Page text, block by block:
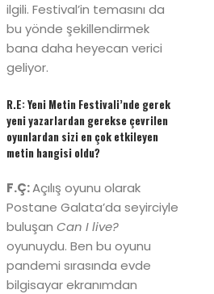
ilgili. Festival’in temasını da
bu yönde şekillendirmek
bana daha heyecan verici
geliyor.
R.E: Yeni Metin Festivali’nde gerek
yeni yazarlardan gerekse çevrilen
oyunlardan sizi en çok etkileyen
metin hangisi oldu?
F.Ç:Açılış oyunu olarak
Postane Galata’da seyirciyle
buluşan Can I live?
oyunuydu. Ben bu oyunu
pandemi sırasında evde
bilgisayar ekranımdan